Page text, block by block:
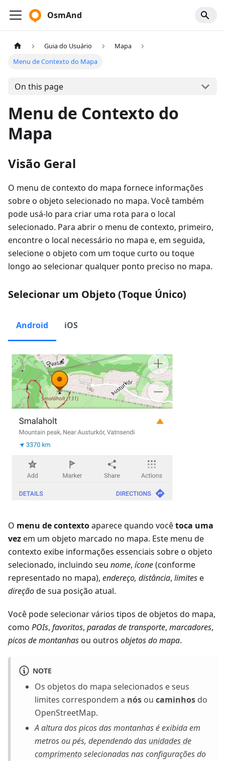
OsmAnd
Guia do Usuário
Mapa
Menu de Contexto do Mapa
On this page
Menu de Contexto do
Mapa
Visão Geral
O menu de contexto do mapa fornece informações
sobre o objeto selecionado no mapa. Você também
pode usá-lo para criar uma rota para o local
selecionado. Para abrir o menu de contexto, primeiro,
encontre o local necessário no mapa e, em seguida,
selecione o objeto com um toque curto ou toque
longo ao selecionar qualquer ponto preciso no mapa.
Selecionar um Objeto (Toque Único)
Android iOS
O menu de contextoaparece quando vocêtoca uma
vezem um objeto marcado no mapa. Este menu de
contexto exibe informações essenciais sobre o objeto
selecionado, incluindo seu nome, ícone(conforme
representado no mapa), endereço, distância, limitese
direçãode sua posição atual.
Você pode selecionar vários tipos de objetos do mapa,
como POIs, favoritos, paradas de transporte, marcadores,
picos de montanhasou outros objetos do mapa.
NOTE
Os objetos do mapa selecionados e seus
limites correspondem a nós ou caminhos do
OpenStreetMap.
A altura dos picos das montanhas é exibida em
metros ou pés, dependendo das unidades de
comprimentoselecionadas nas configurações do